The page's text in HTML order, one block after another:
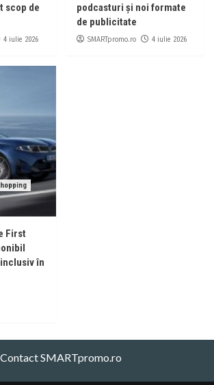
scop de
4 iulie 2026
podcasturi și noi formate
de publicitate
SMARTpromo.ro 4 iulie 2026
First
în
Contact SMARTpromo.ro